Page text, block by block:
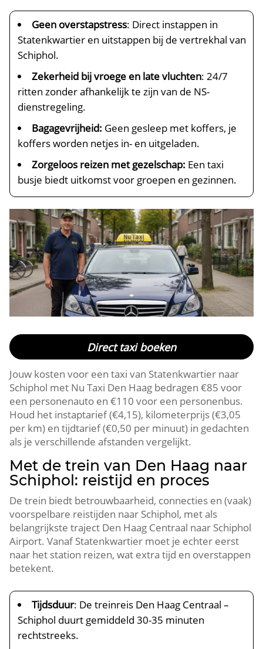
Geen overstapstress: Direct instappen in
Statenkwartier en uitstappen bij de vertrekhal van
Schiphol.
Zekerheid bij vroege en late vluchten: 24/7
ritten zonder afhankelijk te zijn van de NS-
dienstregeling.
Bagagevrijheid: Geen gesleep met koffers, je
koffers worden netjes in- en uitgeladen.
Zorgeloos reizen met gezelschap: Een taxi
busje biedt uitkomst voor groepen en gezinnen.
Direct taxi boeken
Jouw kosten voor een taxi van Statenkwartier naar
Schiphol met Nu Taxi Den Haag bedragen €85 voor
een personenauto en €110 voor een personenbus.
Houd het instaptarief (€4,15), kilometerprijs (€3,05
per km) en tijdtarief (€0,50 per minuut) in gedachten
als je verschillende afstanden vergelijkt.
Met de trein van Den Haag naar
Schiphol: reistijd en proces
De trein biedt betrouwbaarheid, connecties en (vaak)
voorspelbare reistijden naar Schiphol, met als
belangrijkste traject Den Haag Centraal naar Schiphol
Airport. Vanaf Statenkwartier moet je echter eerst
naar het station reizen, wat extra tijd en overstappen
betekent.
Tijdsduur: De treinreis Den Haag Centraal –
Schiphol duurt gemiddeld 30-35 minuten
rechtstreeks.